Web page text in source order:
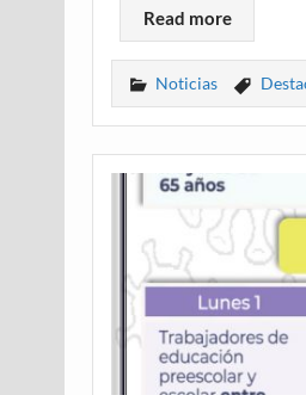
Read more
Noticias